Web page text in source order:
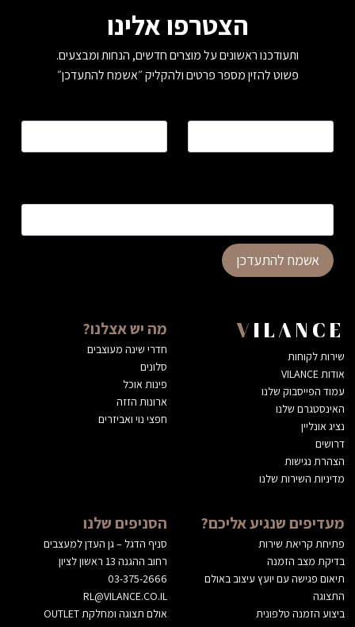
הצטרפו אלינו
ותעודכנו ראשונים על מוצרים חדשים, הנחות ומבצעים.
פשוט להזין מספר פרטים ולהקליק ״אשמח להתעדכן״
אשמח להתעדכן
VILANCE
שירות לקוחות
אודות VILANCE
עמוד הפייסבוק שלנו
האינסטגרם שלנו
נציג אונליין
דרושים
הצהרת נגישות
מדיניות השירות שלנו
מה יש אצלנו?
חדרי שינה מעוצבים
סלונים
פינות אוכל
ארונות הזזה
חפצי נוי ואביזרים
מעדיפים שנגיע אליכם?
פתיחת קריאת שירות
בדיקת מצב הזמנה
תיאום פגישה עם יועץ עיצוב באולם
התצוגה
ביצוע הזמנה טלפונית
הסניפים שלנו
סניף הדגל – גן העדן למעצבים
רחוב ההגנה 13 ראשון לציון
03-375-2666
RL@VILANCE.CO.IL
אולם תצוגה ומחלקת OUTLET